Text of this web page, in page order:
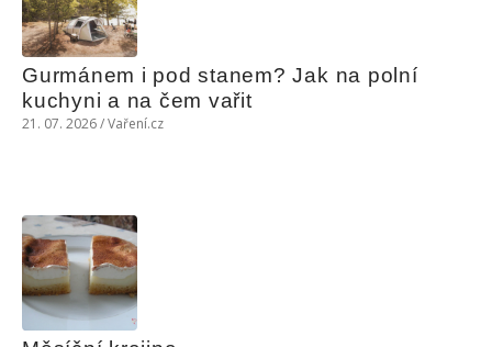
Gurmánem i pod stanem? Jak na polní
kuchyni a na čem vařit
21. 07. 2026 / Vaření.cz